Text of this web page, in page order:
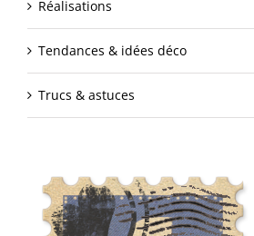
Réalisations
Tendances & idées déco
Trucs & astuces